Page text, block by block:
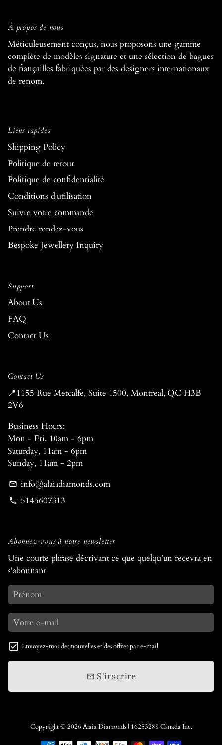
À propos de nous
Méticuleusement conçus, nous proposons une gamme
complète de modèles signature et une sélection de bagues
de fiançailles fabriquées par des designers internationaux
de renom.
Liens rapides
Shipping Policy
Politique de retour
Politique de confidentialité
Conditions d'utilisation
Suivre votre commande
Prendre rendez-vous
Bespoke Jewellery Inquiry
Support
About Us
FAQ
Contact Us
Contact Us
📍1155 Rue Metcalfe, Suite 1500, Montreal, QC H3B
2V6
Business Hours:
Mon - Fri, 10am - 6pm
Saturday, 11am - 6pm
Sunday, 11am - 2pm
email info@alaiadiamonds.com
phone 5145607313
Abonnez-vous à notre newsletter
Une courte phrase décrivant ce que quelqu'un recevra en
s'abonnant
Envoyez-moi des nouvelles et des offres par e-mail
email S'inscrire
Copyright © 2026 Alaia Diamonds| 16253288 Canada Inc.